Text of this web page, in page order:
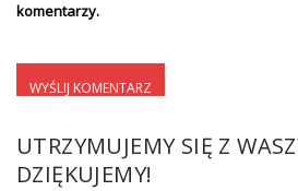
komentarzy.
UTRZYMUJEMY SIĘ Z
DZIĘKUJEMY!